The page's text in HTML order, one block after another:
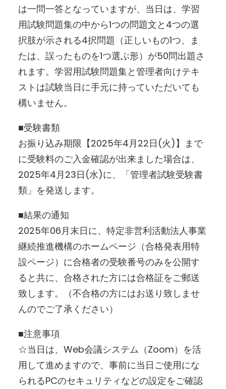
は一問一答となっていますが、当日は、学習
用試験問題集の中から1つの問題文と4つの選
択肢が示される4択問題（正しいもの1つ、ま
たは、誤ったものを1つ選ぶ形）が50問出題さ
れます。学習用試験問題集と管理者向けテキ
ストは試験当日に手元に持っていただいても
構いません。
■受験書類
お振り込み期限【2025年4月22日(火)】まで
に受験料のご入金確認が出来ました場合は、
2025年4月23日(水)に、「管理者試験受験書
類」を発送します。
■結果の通知
2025年06月末日に、特定非営利活動法人事業
継続推進機構のホームページ（合格発表用特
設ページ）に合格者の受験番号のみを公開す
ると共に、合格された方には合格証をご郵送
致します。（不合格の方にはお送り致しませ
んのでご了承ください）
■注意事項
☆当日は、Web会議システム（Zoom）を活
用して進めますので、事前に当日ご使用にな
られるPCのセキュリティなどの設定をご確認